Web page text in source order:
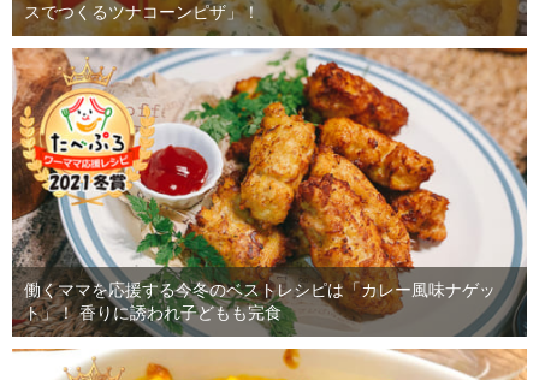
スでつくるツナコーンピザ」！
働くママを応援する今冬のベストレシピは「カレー風味ナゲッ
ト」！ 香りに誘われ子どもも完食